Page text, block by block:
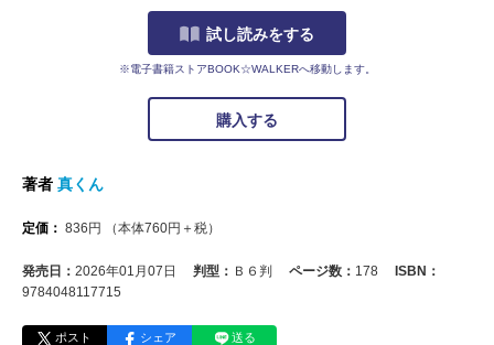
試し読みをする
※電子書籍ストアBOOK☆WALKERへ移動します。
購入する
著者 真くん
定価： 836 円 （本体760円＋税）
発売日： 2026年01月07日 判型： Ｂ６判 ページ数： 178
ISBN：
9784048117715
ポスト シェア 送る